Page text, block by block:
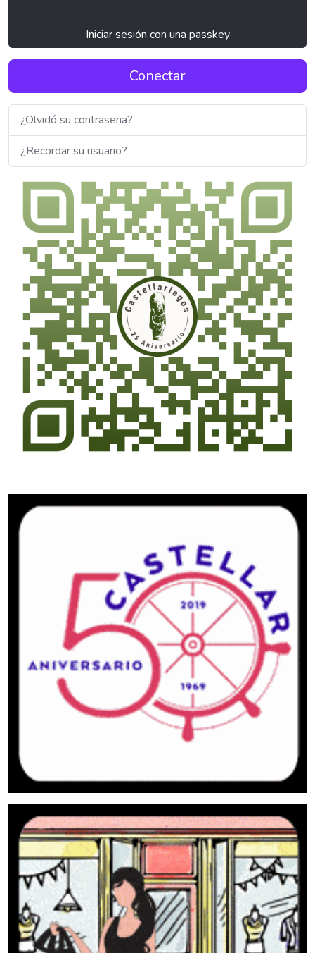
Iniciar sesión con una passkey
Conectar
¿Olvidó su contraseña?
¿Recordar su usuario?